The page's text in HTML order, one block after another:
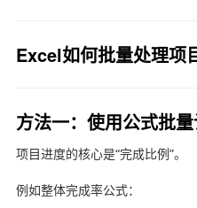
Excel如何批量处理项
方法一：使用公式批
项目进度的核心是“完成比例”。
例如整体完成率公式：